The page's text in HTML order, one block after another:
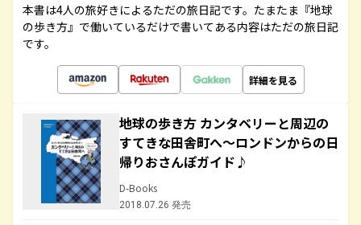
本書は4人の旅好きによるただの旅日記です。たまたま『地球
の歩き方』で働いているだけで書いてある内容はただの旅日記
です。
詳細を見る
地球の歩き方 カンタベリーと周辺の
すてきな田舎町へ～ロンドンからの日
帰りおさんぽガイド♪
D-Books
2018.07.26 発売